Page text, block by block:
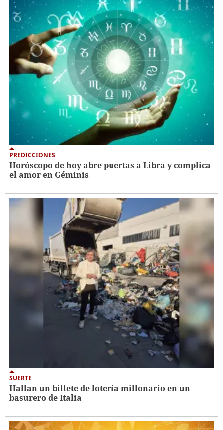
PREDICCIONES
Horóscopo de hoy abre puertas a Libra y complica
el amor en Géminis
SUERTE
Hallan un billete de lotería millonario en un
basurero de Italia